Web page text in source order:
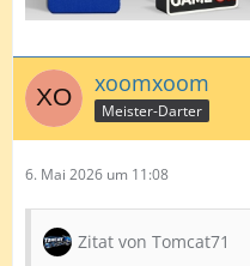
xoomxoom
Meister-Darter
6. Mai 2026 um 11:08
Zitat von Tomcat71